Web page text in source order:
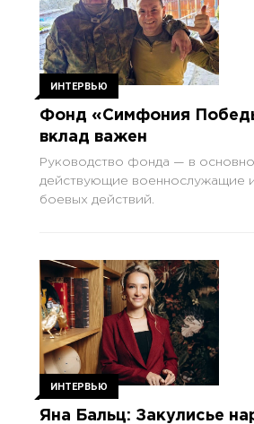
ИНТЕРВЬЮ
Фонд «Симфония
вклад важен
Руководство фонда — в
действующие военнослужащие
боевых действий.
ИНТЕРВЬЮ
Яна Бальц: Закулисье